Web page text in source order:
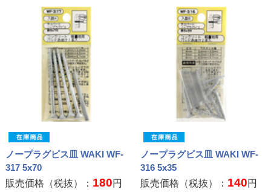
ノープラグビス皿 WAKI WF-
317 5x70
販売価格（税抜）： 180円
ノープラグビス皿 WAKI WF-
316 5x35
販売価格（税抜）： 140円